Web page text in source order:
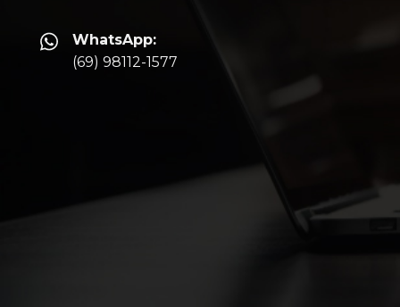
WhatsApp:
(69) 98112-1577